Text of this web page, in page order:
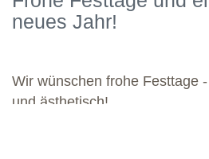
Dozierenden viel Freude bei ihren
neues Jahr!
Wir wünschen frohe Festtage
und ästhetisch!